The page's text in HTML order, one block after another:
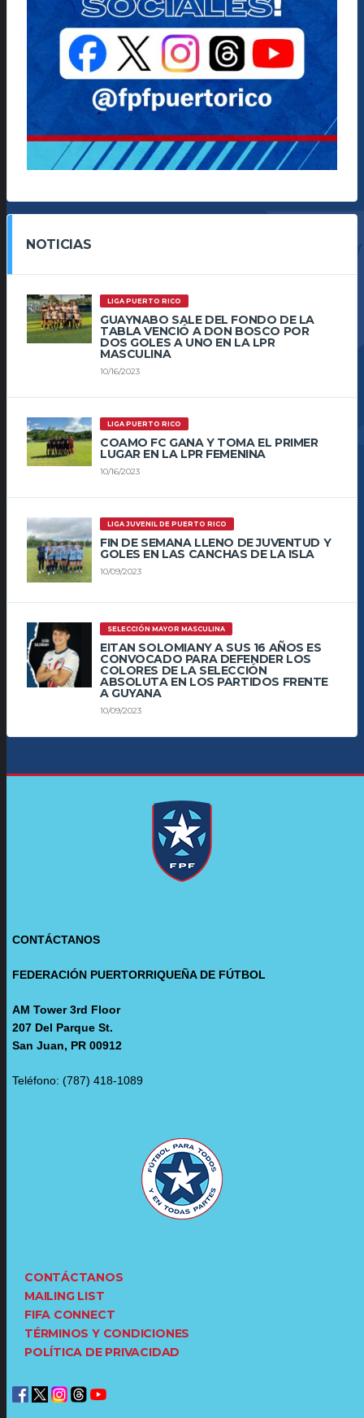
NOTICIAS
LIGA PUERTO RICO
GUAYNABO SALE DEL FONDO DE LA
TABLA VENCIÓ A DON BOSCO POR
DOS GOLES A UNO EN LA LPR
MASCULINA
10/16/2023
LIGA PUERTO RICO
COAMO FC GANA Y TOMA EL PRIMER
LUGAR EN LA LPR FEMENINA
10/16/2023
LIGA JUVENIL DE PUERTO RICO
FIN DE SEMANA LLENO DE JUVENTUD Y
GOLES EN LAS CANCHAS DE LA ISLA
10/09/2023
SELECCIÓN MAYOR MASCULINA
EITAN SOLOMIANY A SUS 16 AÑOS ES
CONVOCADO PARA DEFENDER LOS
COLORES DE LA SELECCIÓN
ABSOLUTA EN LOS PARTIDOS FRENTE
A GUYANA
10/09/2023
CONTÁCTANOS
FEDERACIÓN PUERTORRIQUEÑA DE FÚTBOL
AM Tower 3rd Floor
207 Del Parque St.
San Juan, PR 00912
Teléfono: (787) 418-1089
CONTÁCTANOS
MAILING LIST
FIFA CONNECT
TÉRMINOS Y CONDICIONES
POLÍTICA DE PRIVACIDAD